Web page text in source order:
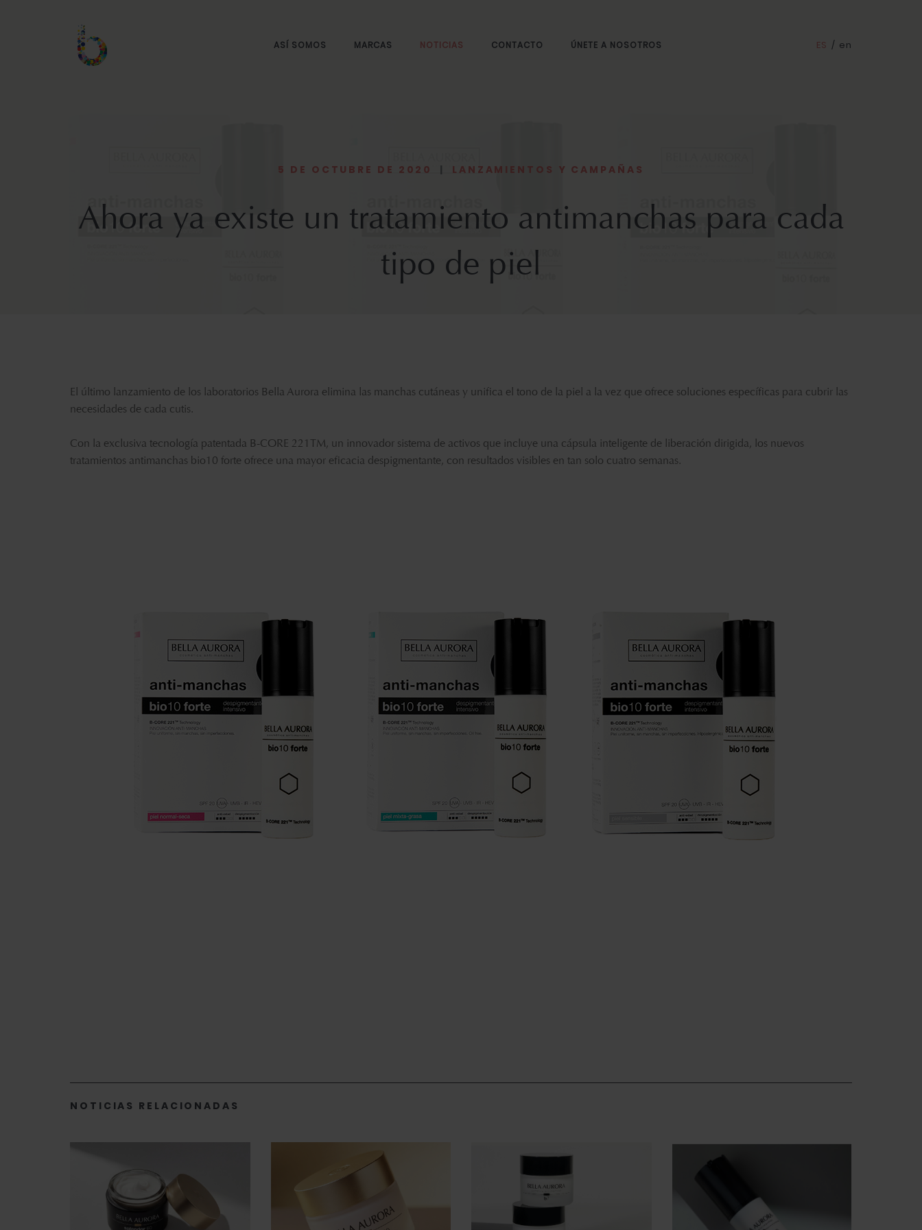
ASÍ SOMOS MARCAS NOTICIAS CONTACTO ÚNETE A NOSOTROS ES / en
5 DE OCTUBRE DE 2020 | LANZAMIENTOS Y CAMPAÑAS
Ahora ya existe un tratamiento antimanchas para cada
tipo de piel
El último lanzamiento de los laboratorios Bella Aurora elimina las manchas cutáneas y unifica el tono de la piel a la vez que ofrece soluciones específicas para cubrir las
necesidades de cada cutis.
Con la exclusiva tecnología patentada B-CORE 221TM, un innovador sistema de activos que incluye una cápsula inteligente de liberación dirigida, los nuevos
tratamientos antimanchas bio10 forte ofrece una mayor eficacia despigmentante, con resultados visibles en tan solo cuatro semanas.
NOTICIAS RELACIONADAS